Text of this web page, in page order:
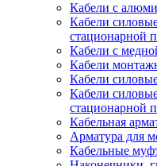
Кабели с
Кабели
стационарной
Кабели с
Кабели
Кабели
Кабели
стационарной
Кабельная
Арматура для
Кабельные